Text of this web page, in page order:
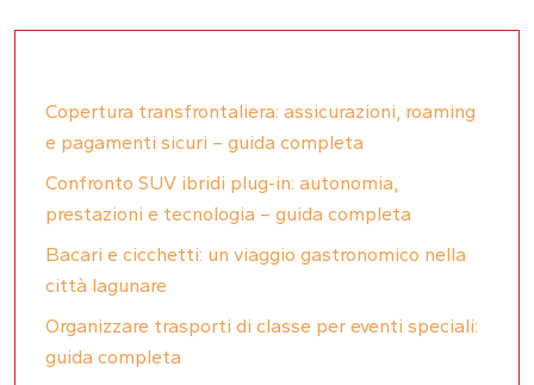
Copertura transfrontaliera: assicurazioni, roaming
e pagamenti sicuri – guida completa
Confronto SUV ibridi plug-in: autonomia,
prestazioni e tecnologia – guida completa
Bacari e cicchetti: un viaggio gastronomico nella
città lagunare
Organizzare trasporti di classe per eventi speciali:
guida completa